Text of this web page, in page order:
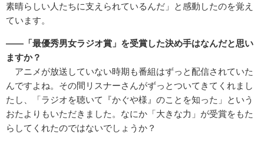
素晴らしい人たちに支えられているんだ」と感動したのを覚え
ています。
――「最優秀男女ラジオ賞」を受賞した決め手はなんだと思い
ますか？
アニメが放送していない時期も番組はずっと配信されていた
んですよね。その間リスナーさんがずっとついてきてくれまし
たし、「ラジオを聴いて『かぐや様』のことを知った」という
おたよりもいただきました。なにか「大きな力」が受賞をもた
らしてくれたのではないでしょうか？